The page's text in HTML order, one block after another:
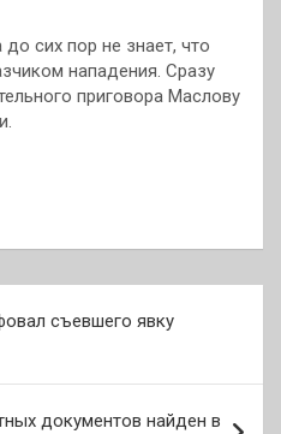
сих пор не знает, что
нападения. Сразу
приговора Маслову
съевшего явку
документов найден в